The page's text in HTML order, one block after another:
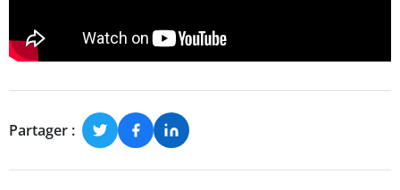
Partager :